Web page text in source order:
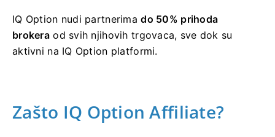
IQ Option nudi partnerimado 50% prihoda
brokeraod svih njihovih trgovaca, sve dok su
aktivni na IQ Option platformi.
Zašto IQ Option Affiliate?